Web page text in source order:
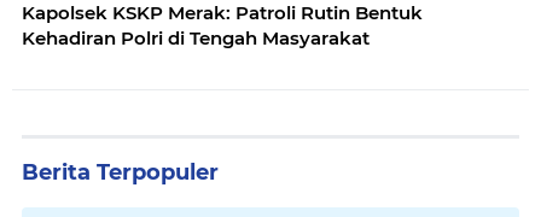
Kapolsek KSKP Merak: Patroli Rutin Bentuk
Kehadiran Polri di Tengah Masyarakat
Berita Terpopuler